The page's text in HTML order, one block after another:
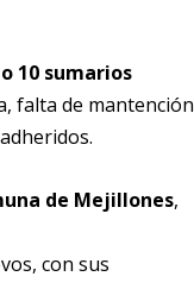
10 sumarios
falta de mantención
de Mejillones,
con sus